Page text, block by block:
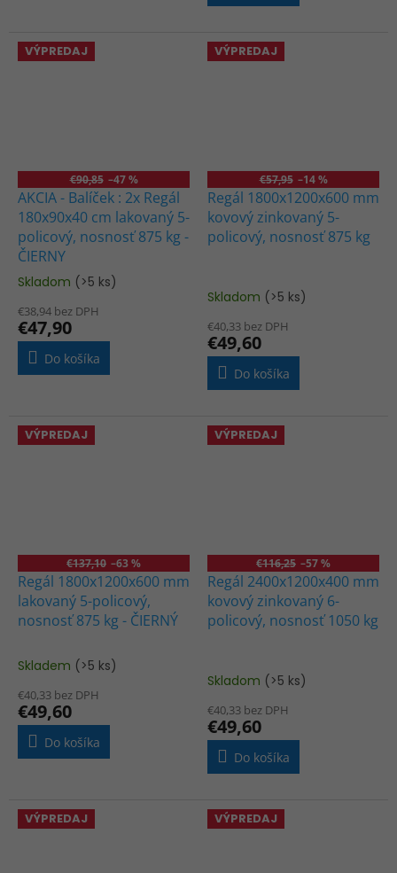
VÝPREDAJ
€90,85 –47 %
AKCIA - Balíček : 2x Regál
180x90x40 cm lakovaný 5-
policový, nosnosť 875 kg -
ČIERNY
Priemerné
produktu
je
4,9
Skladom (>5 ks)
€38,94 bez DPH
€47,90
Do košíka
VÝPREDAJ
€57,95 –14 %
Regál 1800x1200x600 mm
kovový zinkovaný 5-
policový, nosnosť 875 kg
Skladom (>5 ks)
€40,33 bez DPH
€49,60
Do košíka
VÝPREDAJ
€137,10 –63 %
Regál 1800x1200x600 mm
lakovaný 5-policový,
nosnosť 875 kg - ČIERNÝ
Priemerné
produktu
je
1,0
Skladem (>5 ks)
€40,33 bez DPH
€49,60
Do košíka
VÝPREDAJ
€116,25 –57 %
Regál 2400x1200x400 mm
kovový zinkovaný 6-
policový, nosnosť 1050 kg
Skladom (>5 ks)
€40,33 bez DPH
€49,60
Do košíka
VÝPREDAJ VÝPREDAJ